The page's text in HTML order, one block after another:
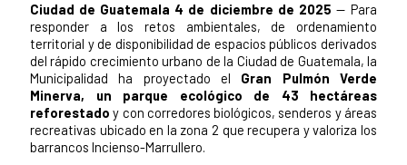
News content
Ciudad de Guatemala 4 de diciembre de 2025 — Para
responder a los retos ambientales, de ordenamiento
territorial y de disponibilidad de espacios públicos derivados
del rápido crecimiento urbano de la Ciudad de Guatemala, la
Municipalidad ha proyectado el Gran Pulmón Verde
Minerva, un parque ecológico de 43 hectáreas
reforestado y con corredores biológicos, senderos y áreas
recreativas ubicado en la zona 2 que recupera y valoriza los
barrancos Incienso-Marrullero.